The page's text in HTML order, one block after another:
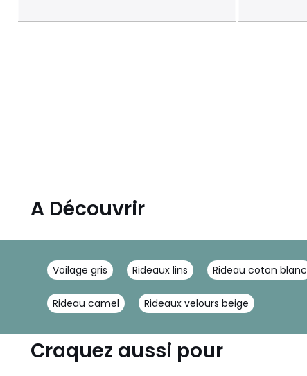
A Découvrir
Voilage gris Rideaux lins Rideau coton blanc
Rideau camel Rideaux velours beige
Craquez aussi pour